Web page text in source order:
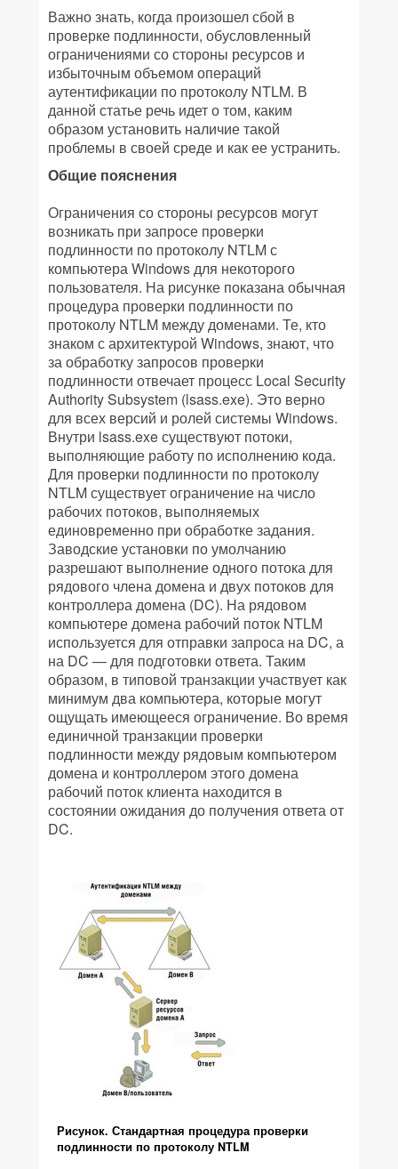
Важно знать, когда произошел сбой в
проверке подлинности, обусловленный
ограничениями со стороны ресурсов и
избыточным объемом операций
аутентификации по протоколу NTLM. В
данной статье речь идет о том, каким
образом установить наличие такой
проблемы в своей среде и как ее устранить.
Общие пояснения
Ограничения со стороны ресурсов могут
возникать при запросе проверки
подлинности по протоколу NTLM с
компьютера Windows для некоторого
пользователя. На рисунке показана обычная
процедура проверки подлинности по
протоколу NTLM между доменами. Те, кто
знаком с архитектурой Windows, знают, что
за обработку запросов проверки
подлинности отвечает процесс Local Security
Authority Subsystem (lsass.exe). Это верно
для всех версий и ролей системы Windows.
Внутри lsass.exe существуют потоки,
выполняющие работу по исполнению кода.
Для проверки подлинности по протоколу
NTLM существует ограничение на число
рабочих потоков, выполняемых
единовременно при обработке задания.
Заводские установки по умолчанию
разрешают выполнение одного потока для
рядового члена домена и двух потоков для
контроллера домена (DC). На рядовом
компьютере домена рабочий поток NTLM
используется для отправки запроса на DC, а
на DC — для подготовки ответа. Таким
образом, в типовой транзакции участвует как
минимум два компьютера, которые могут
ощущать имеющееся ограничение. Во время
единичной транзакции проверки
подлинности между рядовым компьютером
домена и контроллером этого домена
рабочий поток клиента находится в
состоянии ожидания до получения ответа от
DC.
Рисунок. Стандартная процедура проверки
подлинности по протоколу NTLM